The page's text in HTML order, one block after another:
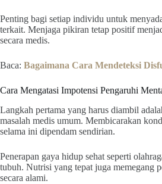
Penting bagi setiap individu untuk
terkait. Menjaga pikiran tetap positif
secara medis.
Baca: Bagaimana Cara Mendeteksi
Cara Mengatasi Impotensi Pengaruhi
Langkah pertama yang harus diambil
masalah medis umum. Membicarakan
selama ini dipendam sendirian.
Penerapan gaya hidup sehat seperti
tubuh. Nutrisi yang tepat juga memegang
secara alami.